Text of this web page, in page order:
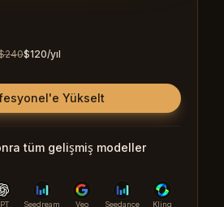
240$120/yıl
Yükselt
tüm gelişmiş modeller
Seedream Veo Seedance Kling